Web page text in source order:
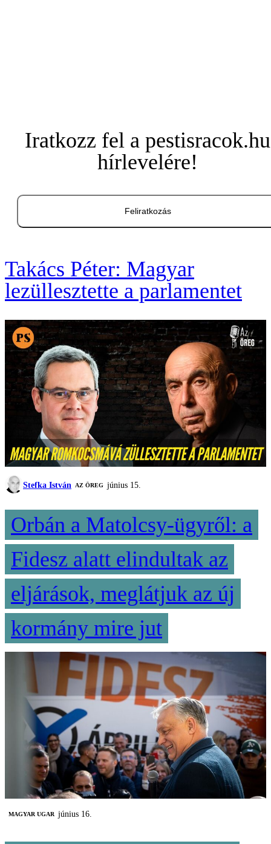
Iratkozz fel a pestisracok.hu
hírlevelére!
Feliratkozás
Takács Péter: Magyar
lezüllesztette a parlamentet
Stefka István AZ ÖREG június 15.
Orbán a Matolcsy-ügyről: a
Fidesz alatt elindultak az
eljárások, meglátjuk az új
kormány mire jut
MAGYAR UGAR június 16.